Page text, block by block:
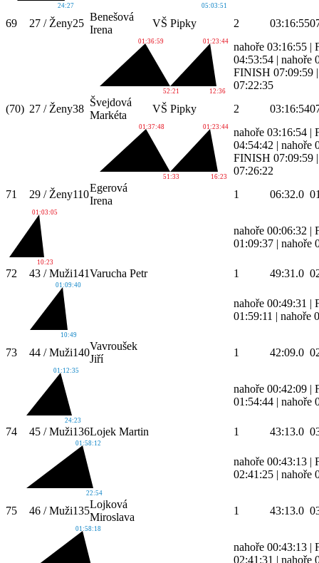
24:27 05:03:51
69 27 / Ženy25
Benešová
Irena
VŠ Pipky 2 03:16:55
01:36:59
52:21
01:23:44
12:36
nahoře 03:16:55 |
04:53:54 | nahoře
FINISH 07:09:59
07:22:35
(70) 27 / Ženy38
Švejdová
Markéta
VŠ Pipky 2 03:16:54
01:37:48
51:33
01:23:44
16:23
nahoře 03:16:54 |
04:54:42 | nahoře
FINISH 07:09:59
07:26:22
71
29 / Ženy110
Egerová
Irena
1 06:32.0
01:03:05
10:23
nahoře 00:06:32 |
01:09:37 | nahoře
72 43 / Muži141Varucha Petr 1 49:31.0
01:09:40
10:49
nahoře 00:49:31 |
01:59:11 | nahoře
73 44 / Muži140
Vavroušek
Jiří
1 42:09.0
01:12:35
24:23
nahoře 00:42:09 |
01:54:44 | nahoře
74 45 / Muži136Lojek Martin 1 43:13.0
01:58:12
22:54
nahoře 00:43:13 |
02:41:25 | nahoře
75 46 / Muži135
Lojková
Miroslava
1 43:13.0
01:58:18
nahoře 00:43:13 |
02:41:31 | nahoře